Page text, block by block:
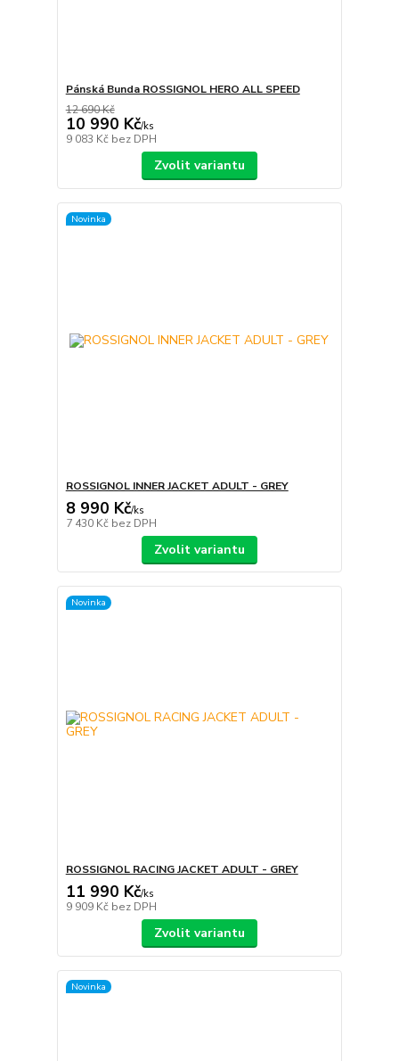
Pánská Bunda ROSSIGNOL HERO ALL SPEED
12 690 Kč
10 990 Kč/ks
9 083 Kč bez DPH
Zvolit variantu
Novinka
ROSSIGNOL INNER JACKET ADULT - GREY
8 990 Kč/ks
7 430 Kč bez DPH
Zvolit variantu
Novinka
ROSSIGNOL RACING JACKET ADULT - GREY
11 990 Kč/ks
9 909 Kč bez DPH
Zvolit variantu
Novinka